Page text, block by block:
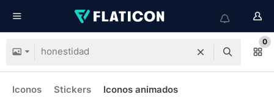
0
Iconos Stickers Iconos animados